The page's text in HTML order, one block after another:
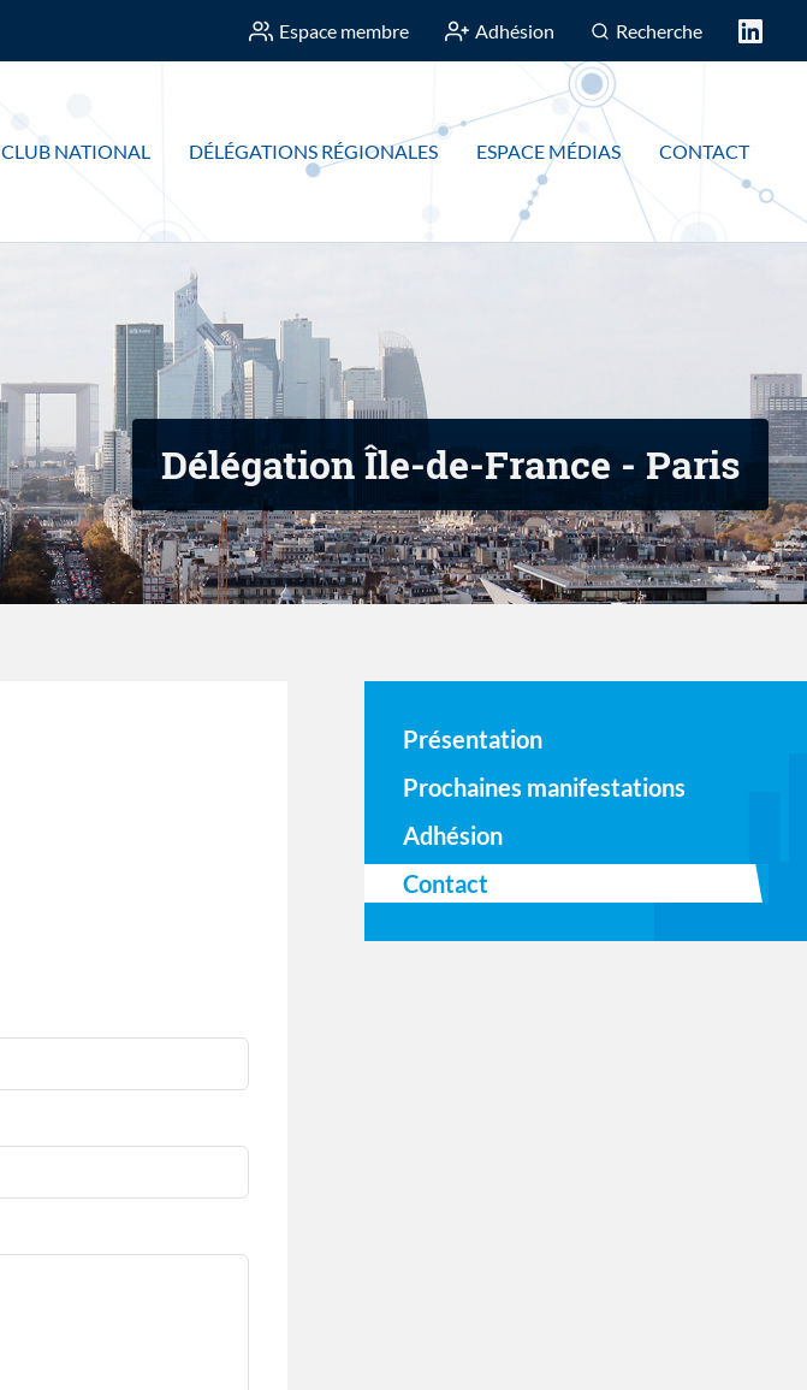
Espace membre Adhésion Recherche
CLUB NATIONAL DÉLÉGATIONS RÉGIONALES ESPACE MÉDIAS CONTACT
Délégation Île-de-France - Paris
Présentation
Prochaines manifestations
Adhésion
Contact